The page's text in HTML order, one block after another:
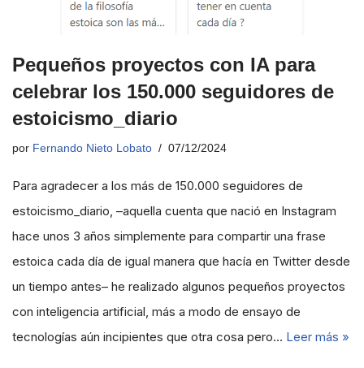
Pequeños proyectos con IA para
celebrar los 150.000 seguidores de
estoicismo_diario
por Fernando Nieto Lobato 07/12/2024
Para agradecer a los más de 150.000 seguidores de
estoicismo_diario, –aquella cuenta que nació en Instagram
hace unos 3 años simplemente para compartir una frase
estoica cada día de igual manera que hacía en Twitter desde
un tiempo antes– he realizado algunos pequeños proyectos
con inteligencia artificial, más a modo de ensayo de
tecnologías aún incipientes que otra cosa pero… Leer más »